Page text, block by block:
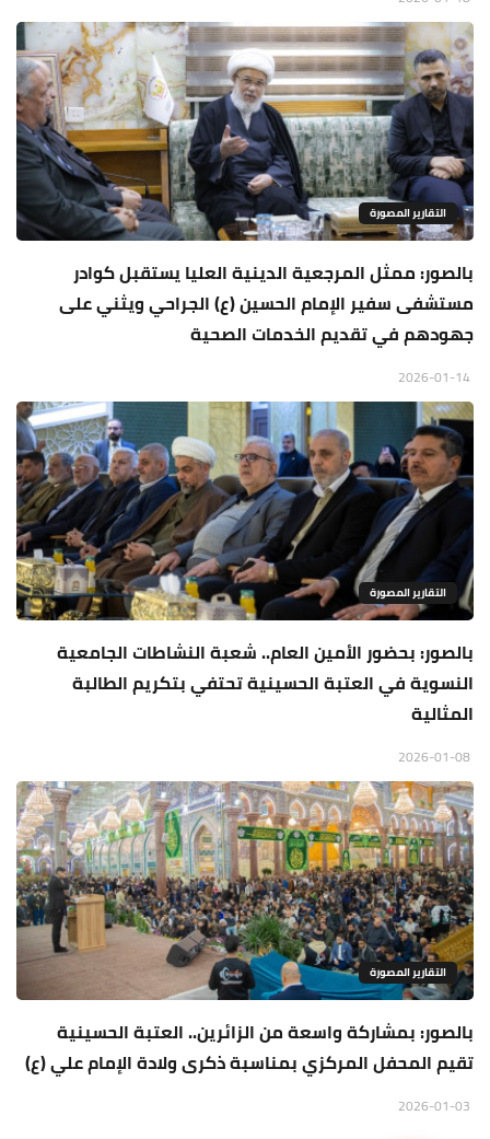
التقارير المصورة
بالصور: ممثل المرجعية الدينية العليا يستقبل كوادر
مستشفى سفير الإمام الحسين (ع) الجراحي ويثني على
جهودهم في تقديم الخدمات الصحية
التقارير المصورة
بالصور: بحضور الأمين العام.. شعبة النشاطات الجامعية
النسوية في العتبة الحسينية تحتفي بتكريم الطالبة
المثالية
التقارير المصورة
بالصور: بمشاركة واسعة من الزائرين.. العتبة الحسينية
تقيم المحفل المركزي بمناسبة ذكرى ولادة الإمام علي (ع)